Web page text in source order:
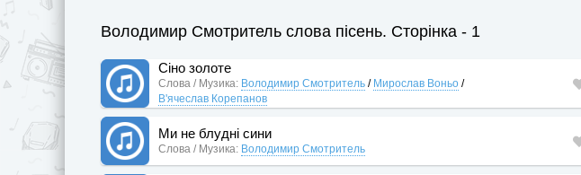
Володимир Смотритель слова пісень. Сторінка - 1
Сіно золоте
Слова / Музика: Володимир Смотритель / Мирослав Воньо /
В'ячеслав Корепанов
Ми не блудні сини
Слова / Музика: Володимир Смотритель